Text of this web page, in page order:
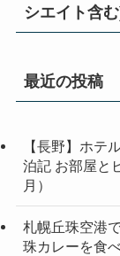
シエイト含
最近の投稿
【長野】ホテ
泊記 お部屋と
月）
札幌丘珠空港
珠カレーを食